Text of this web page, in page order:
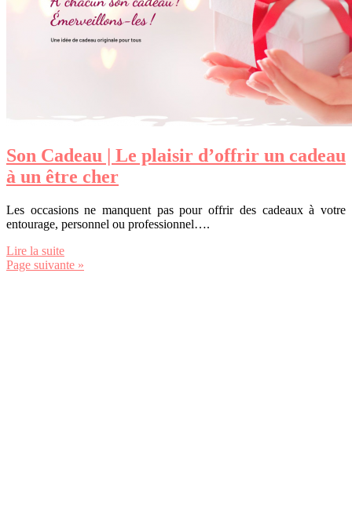
Son Cadeau | Le plaisir d’offrir un cadeau
à un être cher
Les occasions ne manquent pas pour offrir des cadeaux à votre
entourage, personnel ou professionnel….
Lire la suite
Page suivante »